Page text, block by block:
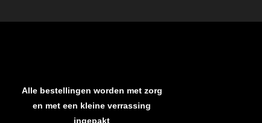
Alle bestellingen worden met zorg
en met een kleine verrassing
ingepakt